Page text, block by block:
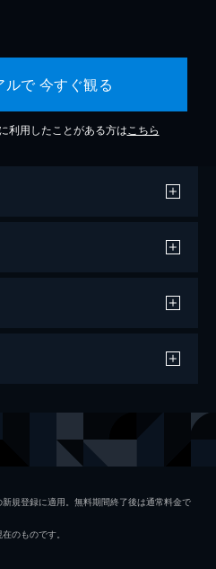
で 今すぐ観る
利用したことがある方は こちら
規登録に適用。無料期間終了後は通常料金で
のものです。